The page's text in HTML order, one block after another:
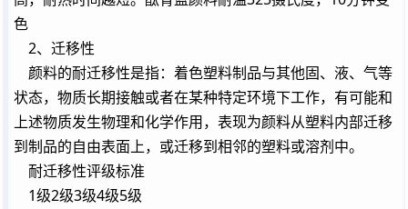
色
2、迁移性
颜料的耐迁移性是指：着色塑料制品与其他固、液、气等
状态，物质长期接触或者在某种特定环境下工作，有可能和
上述物质发生物理和化学作用，表现为颜料从塑料内部迁移
到制品的自由表面上，或迁移到相邻的塑料或溶剂中。
耐迁移性评级标准
1级2级3级4级5级